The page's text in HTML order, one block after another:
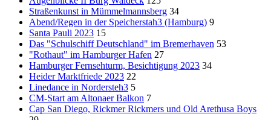
Straßenkunst in Mümmelmannsberg 34
Abend/Regen in der Speicherstah3 (Hamburg) 9
Santa Pauli 2023 15
Das "Schulschiff Deutschland" im Bremerhaven 53
"Rothaut" im Hamburger Hafen 27
Hamburger Fernsehturm, Besichtigung 2023 34
Heider Marktfriede 2023 22
Linedance in Nordersteh3 5
CM-Start am Altonaer Balkon 7
Cap San Diego, Rickmer Rickmers und Old Arethusa Boys